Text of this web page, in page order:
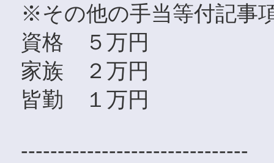
※その他の手当等付記事
資格 ５万円
家族 ２万円
皆勤 １万円
-------------------------------